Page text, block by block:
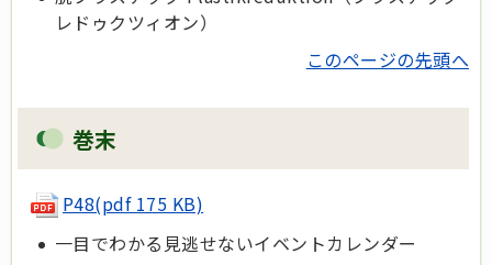
レドゥクツィオン）
このページの先頭へ
巻末
P48(pdf 175 KB)
一目でわかる見逃せないイベントカレンダー